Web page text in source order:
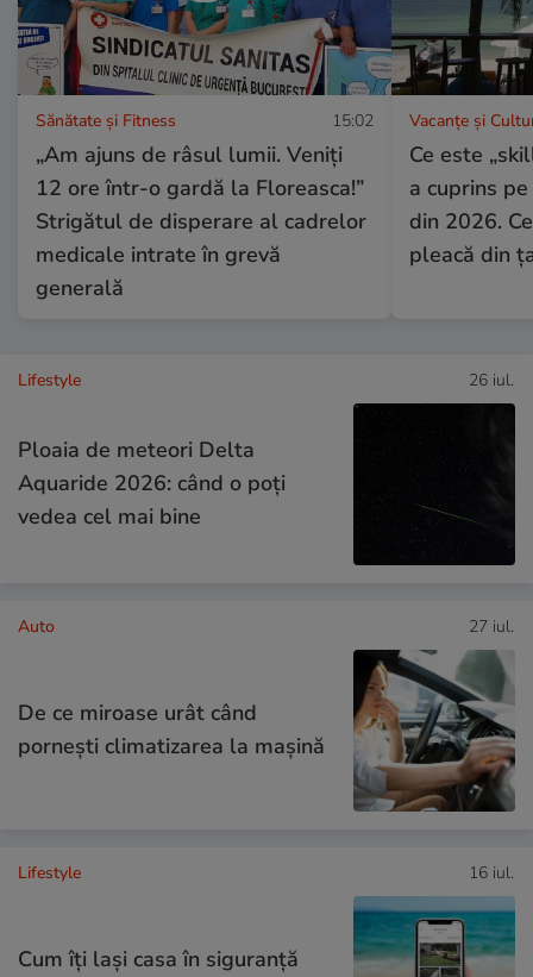
Sănătate și Fitness 15:02
„Am ajuns de râsul lumii. Veniți
12 ore într-o gardă la Floreasca!”
Strigătul de disperare al cadrelor
medicale intrate în grevă
generală
Vacanțe și
Ce este
a cuprins
din 2026.
pleacă din
Lifestyle 26 iul.
Ploaia de meteori Delta
Aquaride 2026: când o poți
vedea cel mai bine
Auto 27 iul.
De ce miroase urât când
pornești climatizarea la mașină
Lifestyle 16 iul.
Cum îţi laşi casa în siguranţă